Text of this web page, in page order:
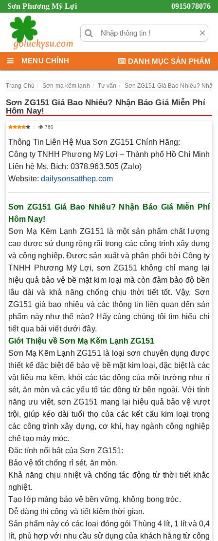
Sơn Phương Mỹ Lợi 0915078076
×
MENU CHÍNH DANH MỤC SẢN PHẨM
Trang Chủ Sơn mạ kẽm lạnh Tư vấn Sơn ZG151 Giá Bao Nhiêu?
Sơn ZG151 Giá Bao Nhiêu? Nhận Báo Giá Miễn Phí
Hôm Nay!
760
Thông Tin Liên Hệ Mua Sơn ZG151 Chính Hãng:
Công ty TNHH Phương Mỹ Lợi – Thành phố Hồ Chí Minh
Liên hệ Ms. Bích: 0378.963.505 (Zalo)
Website: dailysonsatthep.com
Sơn ZG151 Giá Bao Nhiêu? Nhận Báo Giá Miễn Phí
Hôm Nay!
Sơn Mạ Kẽm Lạnh ZG151 là một sản phẩm chất lượng
cao được sử dụng rộng rãi trong các công trình xây dựng
và công nghiệp. Được sản xuất và phân phối bởi Công ty
TNHH Phương Mỹ Lợi, sơn ZG151 không chỉ mang lại
hiệu quả bảo vệ bề mặt kim loại mà còn đảm bảo độ bền
lâu dài và khả năng chống chịu thời tiết tốt. Vậy, Sơn
ZG151 giá bao nhiêu và các thông tin liên quan đến sản
phẩm này như thế nào? Hãy cùng chúng tôi tìm hiểu chi
tiết qua bài viết dưới đây.
Giới Thiệu về Sơn Mạ Kẽm Lạnh ZG151
Sơn Mạ Kẽm Lạnh ZG151 là loại sơn chuyên dụng được
thiết kế đặc biệt để bảo vệ bề mặt kim loại, đặc biệt là các
vật liệu mạ kẽm, khỏi các tác động của môi trường như rỉ
sét, ăn mòn và các yếu tố tác động từ bên ngoài. Với tính
năng ưu việt, sơn ZG151 mang lại hiệu quả bảo vệ vượt
trội, giúp kéo dài tuổi thọ của các kết cấu kim loại trong
các công trình xây dựng, cơ khí, hay ngành công nghiệp
chế tạo máy móc.
Đặc tính nổi bật của Sơn ZG151:
Bảo vệ tốt chống rỉ sét, ăn mòn.
Khả năng chịu nhiệt và chống tác động từ thời tiết khắc
nghiệt.
Tạo lớp màng bảo vệ bền vững, không bong tróc.
Dễ dàng thi công và tiết kiệm thời gian.
Sản phẩm này có các loại đóng góiThùng 4 lít, 1 lít và 0,4
lít, phù hợp với nhu cầu sử dụng của khách hàng từ công